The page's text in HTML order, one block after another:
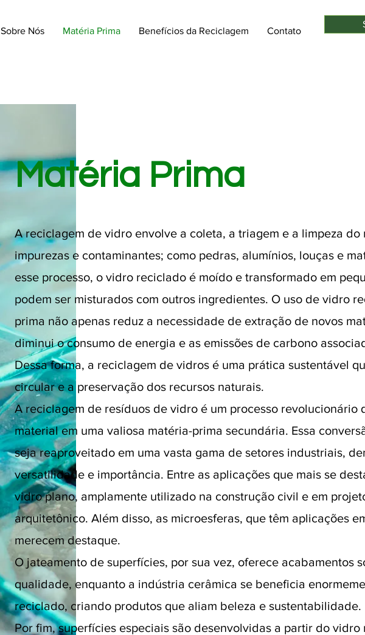
Sobre Nós Matéria Prima Benefícios da Reciclagem Contato
Matéria Prima
A reciclagem de vidro envolve a coleta, a triagem e a limpeza
impurezas e contaminantes; como pedras, alumínios, louças e
esse processo, o vidro reciclado é moído e transformado em
podem ser misturados com outros ingredientes. O uso de vidro
prima não apenas reduz a necessidade de extração de novos
diminui o consumo de energia e as emissões de carbono
Dessa forma, a reciclagem de vidros é uma prática sustentável
circular e a preservação dos recursos naturais.
A reciclagem de resíduos de vidro é um processo revolucionário
material em uma valiosa matéria-prima secundária. Essa
seja reaproveitado em uma vasta gama de setores industriais,
versatilidade e importância. Entre as aplicações que mais se
vidro plano, amplamente utilizado na construção civil e em
arquitetônico. Além disso, as microesferas, que têm aplicações
merecem destaque.
O jateamento de superfícies, por sua vez, oferece acabamentos
qualidade, enquanto a indústria cerâmica se beneficia
reciclado, criando produtos que aliam beleza e sustentabilidade.
Por fim, superfícies especiais são desenvolvidas a partir do